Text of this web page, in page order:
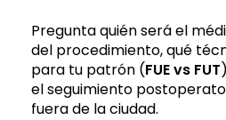
Pregunta quién será el
del procedimiento, qué
para tu patrón (FUE vs FUT
el seguimiento
fuera de la ciudad.